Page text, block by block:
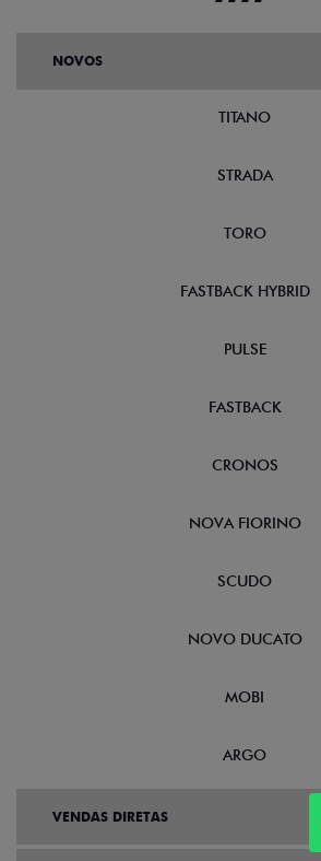
NOVOS
TITANO
STRADA
TORO
FASTBACK HYBRID
PULSE
FASTBACK
CRONOS
NOVA FIORINO
SCUDO
NOVO DUCATO
MOBI
ARGO
VENDAS DIRETAS